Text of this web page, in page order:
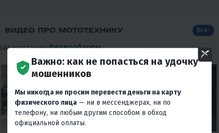
ВИДЕО ПРО МОТОТЕХНИКУ
Видеообзоры
Все
Важно: как не попасться на удочку
мошенников
Мы никогда не просим перевести деньги на карту
физического лица — ни в мессенджерах, ни по
телефону, ни любым другим способом в обход
официальной оплаты.